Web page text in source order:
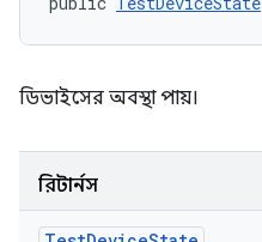
ডিভাইসের অবস্থা পায়।
রিটার্নস